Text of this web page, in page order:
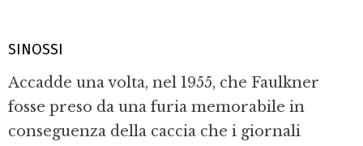
SINOSSI
Accadde una volta, nel 1955, che Faulkner
fosse preso da una furia memorabile in
conseguenza della caccia che i giornali